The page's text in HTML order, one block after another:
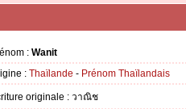
: Wanit
: Thaïlande - Prénom Thaïlandais
originale : วาณิช